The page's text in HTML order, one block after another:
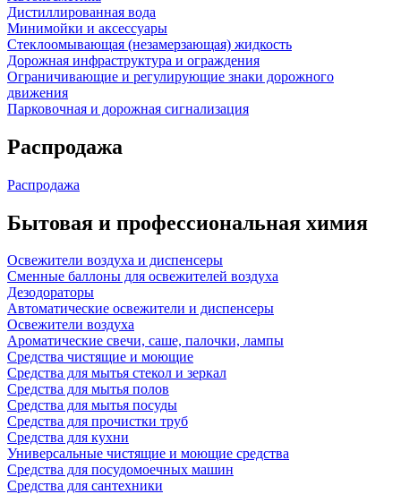
Дистиллированная вода
Минимойки и аксессуары
Стеклоомывающая (незамерзающая) жидкость
Дорожная инфраструктура и ограждения
Ограничивающие и регулирующие знаки дорожного
движения
Парковочная и дорожная сигнализация
Распродажа
Распродажа
Бытовая и профессиональная химия
Освежители воздуха и диспенсеры
Сменные баллоны для освежителей воздуха
Дезодораторы
Автоматические освежители и диспенсеры
Освежители воздуха
Ароматические свечи, саше, палочки, лампы
Средства чистящие и моющие
Средства для мытья стекол и зеркал
Средства для мытья полов
Средства для мытья посуды
Средства для прочистки труб
Средства для кухни
Универсальные чистящие и моющие средства
Средства для посудомоечных машин
Средства для сантехники